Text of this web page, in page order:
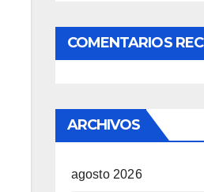
COMENTARIOS
ARCHIVOS
agosto 2026